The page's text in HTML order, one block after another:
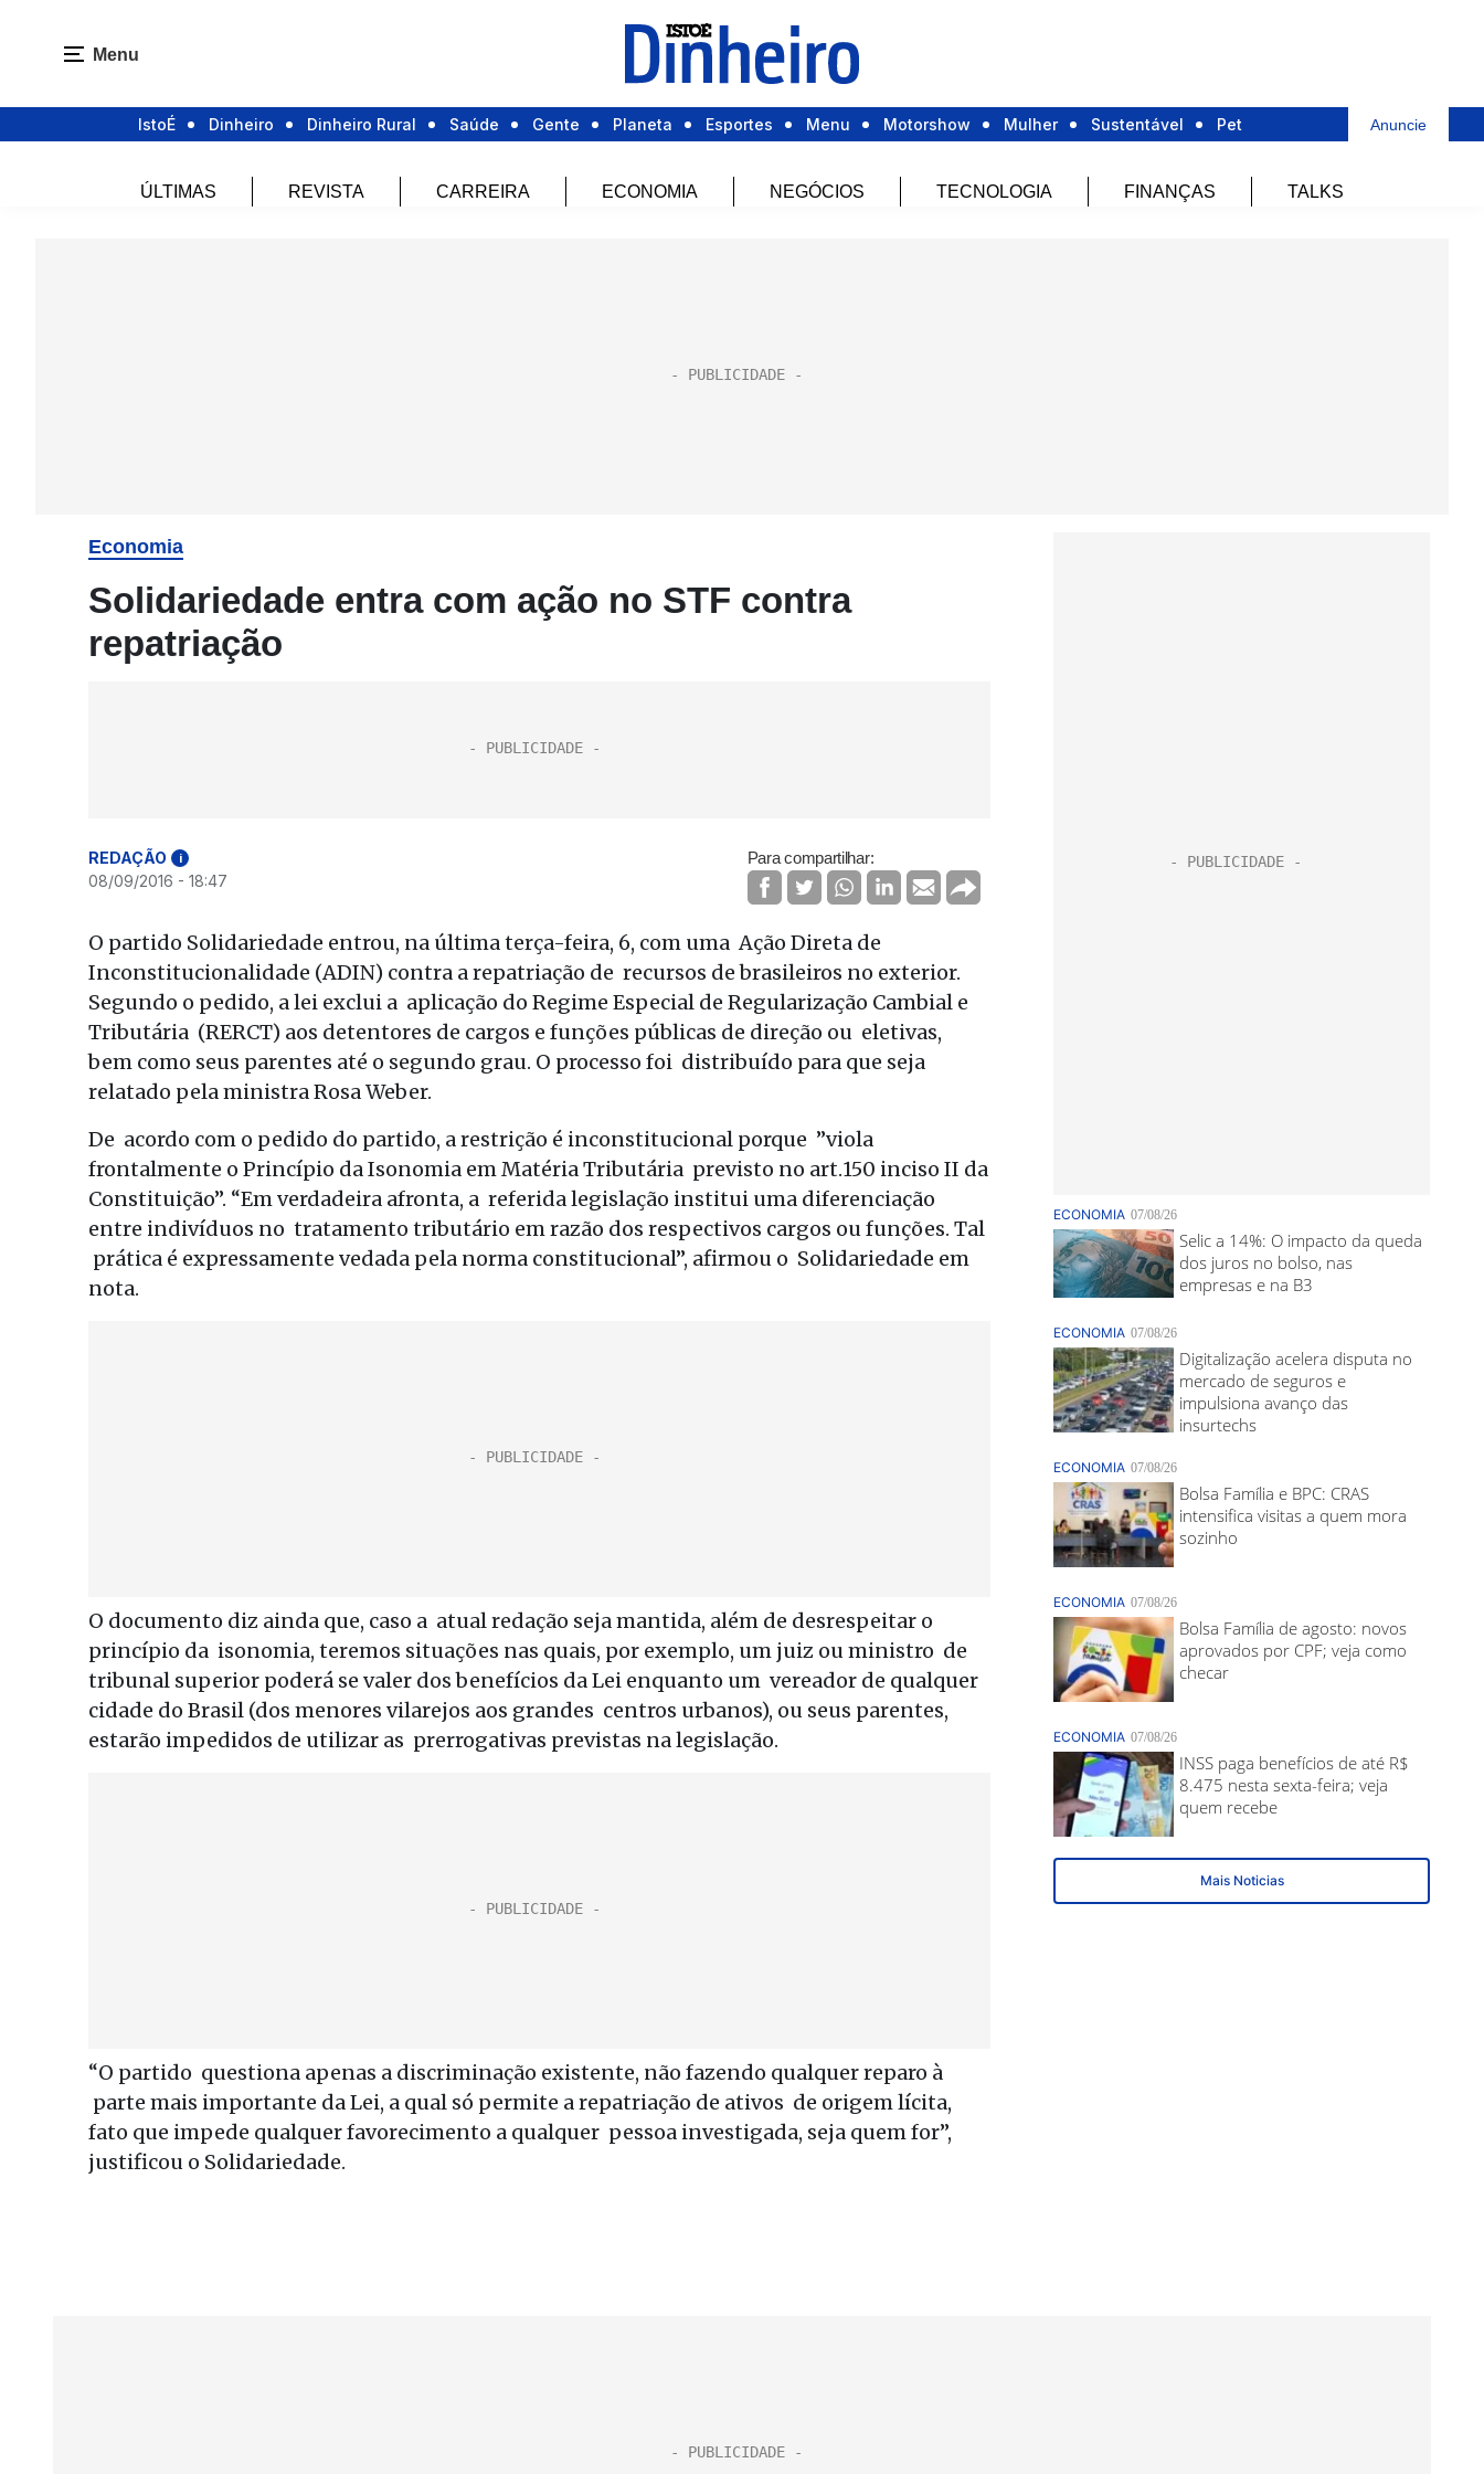
Menu
IstoÉ Dinheiro Dinheiro Rural Saúde Gente Planeta Esportes Menu Motorshow Mulher Sustentável Pet Anuncie
ÚLTIMAS REVISTA CARREIRA ECONOMIA NEGÓCIOS TECNOLOGIA FINANÇAS TALKS
Economia
Solidariedade entra com ação no STF contra
repatriação
REDAÇÃO i
08/09/2016 - 18:47
Para compartilhar:
O partido Solidariedade entrou, na última terça-feira, 6, com uma Ação Direta de
Inconstitucionalidade (ADIN) contra a repatriação de recursos de brasileiros no exterior.
Segundo o pedido, a lei exclui a aplicação do Regime Especial de Regularização Cambial e
Tributária (RERCT) aos detentores de cargos e funções públicas de direção ou eletivas,
bem como seus parentes até o segundo grau. O processo foi distribuído para que seja
relatado pela ministra Rosa Weber.
De acordo com o pedido do partido, a restrição é inconstitucional porque ”viola
frontalmente o Princípio da Isonomia em Matéria Tributária previsto no art.150 inciso II da
Constituição”. “Em verdadeira afronta, a referida legislação institui uma diferenciação
entre indivíduos no tratamento tributário em razão dos respectivos cargos ou funções. Tal
prática é expressamente vedada pela norma constitucional”, afirmou o Solidariedade em
nota.
O documento diz ainda que, caso a atual redação seja mantida, além de desrespeitar o
princípio da isonomia, teremos situações nas quais, por exemplo, um juiz ou ministro de
tribunal superior poderá se valer dos benefícios da Lei enquanto um vereador de qualquer
cidade do Brasil (dos menores vilarejos aos grandes centros urbanos), ou seus parentes,
estarão impedidos de utilizar as prerrogativas previstas na legislação.
“O partido questiona apenas a discriminação existente, não fazendo qualquer reparo à
parte mais importante da Lei, a qual só permite a repatriação de ativos de origem lícita,
fato que impede qualquer favorecimento a qualquer pessoa investigada, seja quem for”,
justificou o Solidariedade.